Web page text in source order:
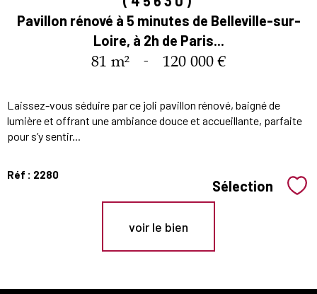
Pavillon rénové à 5 minutes de Belleville-sur-
Loire, à 2h de Paris...
81 m² - 120 000 €
Laissez-vous séduire par ce joli pavillon rénové, baigné de
lumière et offrant une ambiance douce et accueillante, parfaite
pour s’y sentir...
Réf : 2280
Sélection
voir le bien